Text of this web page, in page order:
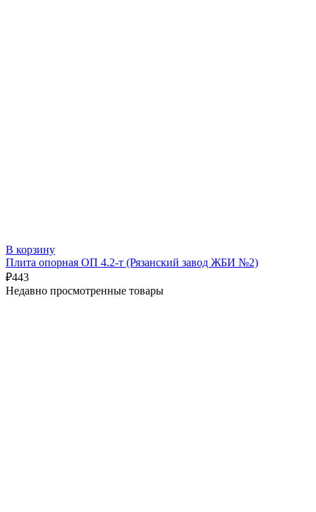
В корзину
Плита опорная ОП 4.2-т (Рязанский завод ЖБИ №2)
₽443
Недавно просмотренные товары